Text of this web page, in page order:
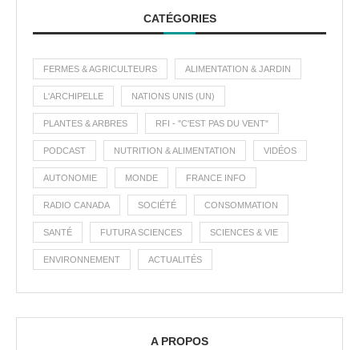
CATÉGORIES
FERMES & AGRICULTEURS ALIMENTATION & JARDIN
L'ARCHIPELLE NATIONS UNIS (UN)
PLANTES & ARBRES RFI - "C'EST PAS DU VENT"
PODCAST NUTRITION & ALIMENTATION VIDÉOS
AUTONOMIE MONDE FRANCE INFO
RADIO CANADA SOCIÉTÉ CONSOMMATION
SANTÉ FUTURA SCIENCES SCIENCES & VIE
ENVIRONNEMENT ACTUALITÉS
A PROPOS